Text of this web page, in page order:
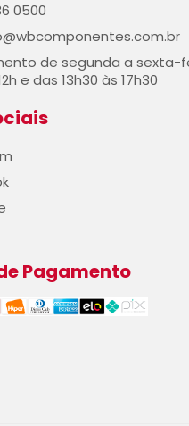
0500
de segunda a sexta-
e das 13h30 às 17h30
Pagamento